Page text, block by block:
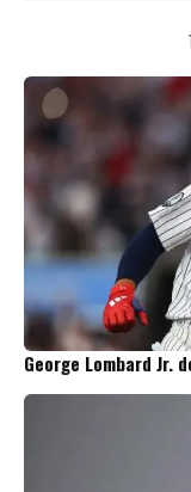
George Lombard Jr.